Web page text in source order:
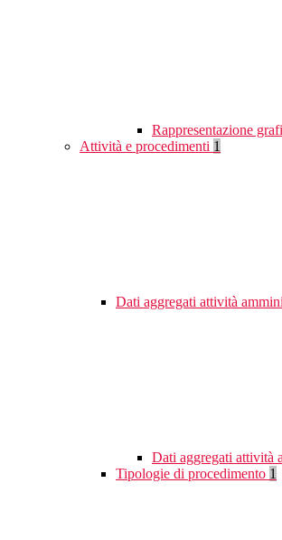
Rappresentazione
Attività e procedimenti 1
Dati aggregati attività
Dati aggregati attività
Tipologie di procedimento 1